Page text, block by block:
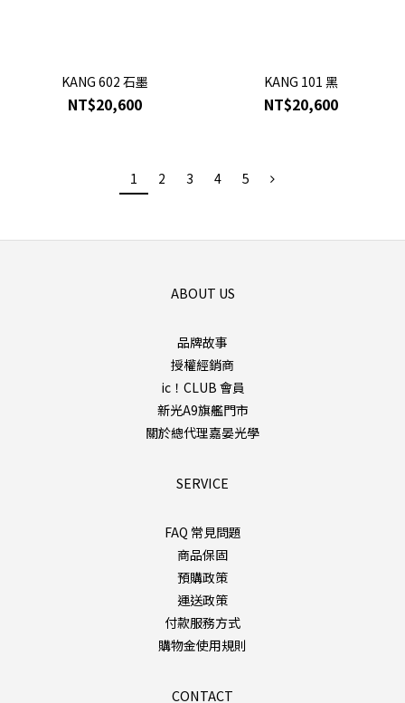
KANG 602 石墨
NT$20,600
KANG 101 黑
NT$20,600
1 2 3 4 5
ABOUT US
品牌故事
授權經銷商
ic！CLUB 會員
新光A9旗艦門市
關於總代理嘉晏光學
SERVICE
FAQ 常見問題
商品保固
預購政策
運送政策
付款服務方式
購物金使用規則
CONTACT